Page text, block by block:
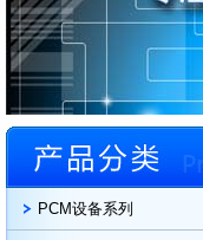
PCM设备系列